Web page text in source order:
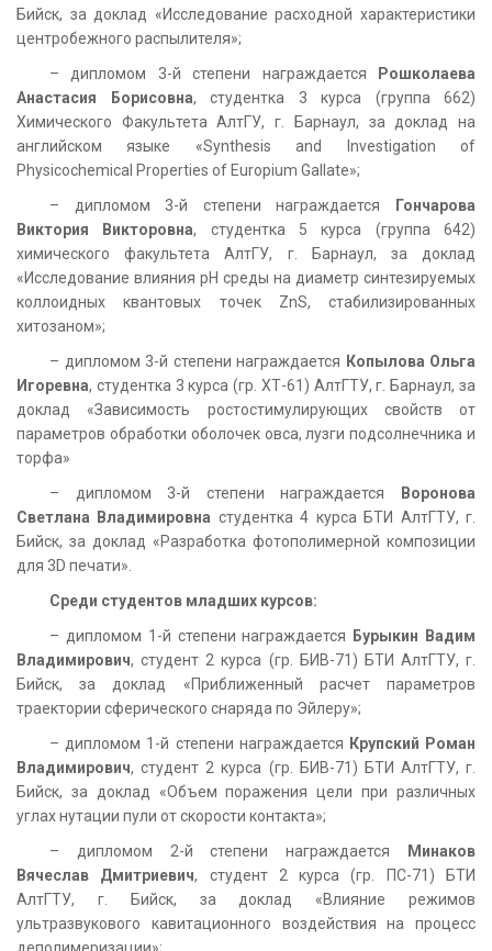
Бийск, за доклад «Исследование расходной характеристики
центробежного распылителя»;
– дипломом 3-й степени награждается
Рошколаева
Анастасия Борисовна, студентка 3 курса (группа 662)
Химического Факультета АлтГУ, г. Барнаул, за доклад на
английском языке «Synthesis and Investigation of
Physicochemical Properties of Europium Gallate»;
– дипломом 3-й степени награждается
Гончарова
Виктория Викторовна, студентка 5 курса (группа 642)
химического факультета АлтГУ, г. Барнаул, за доклад
«Исследование влияния рН среды на диаметр синтезируемых
коллоидных квантовых точек ZnS, стабилизированных
хитозаном»;
– дипломом 3-й степени награждается Копылова Ольга
Игоревна, студентка 3 курса (гр. ХТ-61) АлтГТУ, г. Барнаул, за
доклад «Зависимость ростостимулирующих свойств от
параметров обработки оболочек овса, лузги подсолнечника и
торфа»
– дипломом 3-й степени награждается
Воронова
Светлана Владимировна студентка 4 курса БТИ АлтГТУ, г.
Бийск, за доклад «Разработка фотополимерной композиции
для 3D печати».
Среди студентов младших курсов:
– дипломом 1-й степени награждается
Бурыкин Вадим
Владимирович, студент 2 курса (гр. БИВ-71) БТИ АлтГТУ, г.
Бийск, за доклад «Приближенный расчет параметров
траектории сферического снаряда по Эйлеру»;
– дипломом 1-й степени награждается Крупский Роман
Владимирович, студент 2 курса (гр. БИВ-71) БТИ АлтГТУ, г.
Бийск, за доклад «Объем поражения цели при различных
углах нутации пули от скорости контакта»;
– дипломом 2-й степени награждается
Минаков
Вячеслав Дмитриевич, студент 2 курса (гр. ПС-71) БТИ
АлтГТУ, г. Бийск, за доклад «Влияние режимов
ультразвукового кавитационного воздействия на процесс
деполимеризации»;